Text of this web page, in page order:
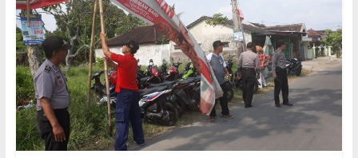
Blue Light Patrol Polsek Tawangsari Sisir Belasan Desa, Cegah
Kejahatan 3C dan Gangguan Kamtibmas